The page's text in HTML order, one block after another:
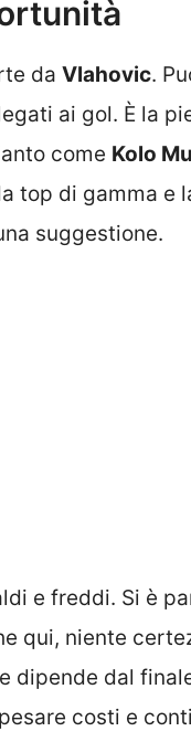
da Vlahovic.
ai gol. È la
come Kolo
top di gamma e
suggestione.
e freddi. Si è
qui, niente
dipende dal
costi e